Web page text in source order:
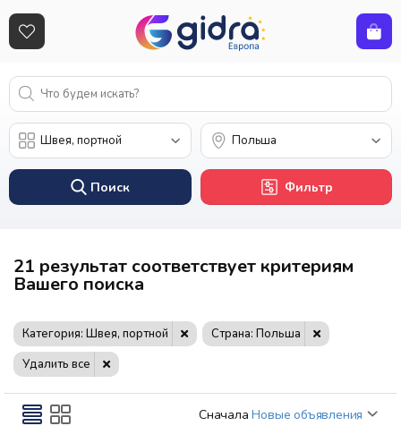
Поиск Фильтр
21 результат соответствует критериям
Вашего поиска
Категория: Швея, портной
Страна: Польша
Удалить все
Сначала Новые объявления